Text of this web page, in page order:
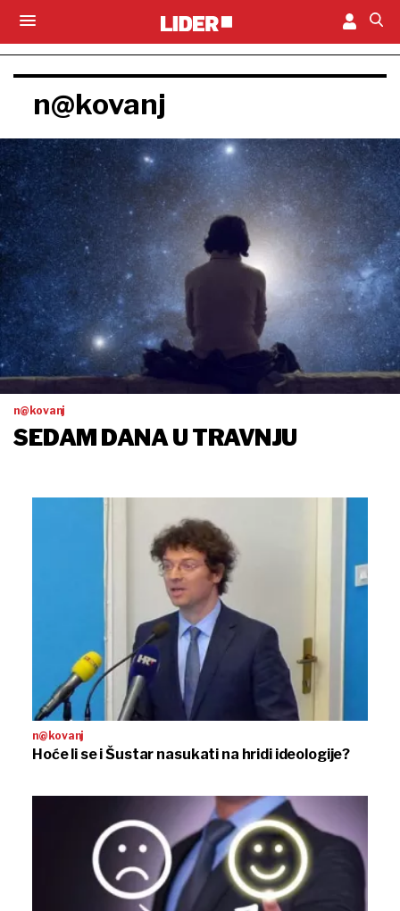
n@kovanj
n@kovanj
SEDAM DANA U TRAVNJU
n@kovanj
Hoće li se i Šustar nasukati na hridi ideologije?